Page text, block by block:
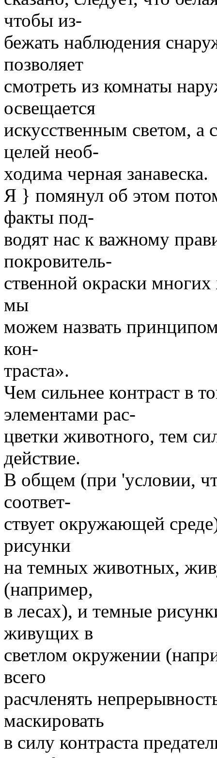
чтобы из-
бежать наблюдения
позволяет
смотреть из комнаты
освещается
искусственным светом, а
целей необ-
ходима черная занавеска.
Я } помянул об этом
факты под-
водят нас к важному
покровитель-
ственной окраски
мы
можем назвать
кон-
траста».
Чем сильнее контраст в
элементами рас-
цветки животного, тем
действие.
В общем (при 'условии,
соответ-
ствует окружающей
рисунки
на темных животных,
(например,
в лесах), и темные
живущих в
светлом окружении
всего
расчленять
маскировать
в силу контраста